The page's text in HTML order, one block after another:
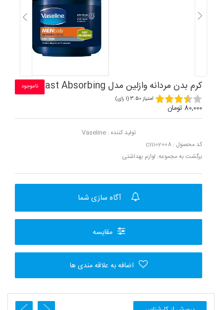
کرم بدن مردانه وازلین مدل Fast Absorbing ناموجود
امتیاز 3.50 (1 رای)
80,000 تومان
تولید کننده : Vaseline
کد محصول : c11102008
برگشت به مجموعه: لوازم بهداشتی
آگاه سازی شما
مقایسه
اضافه به علاقه مندی ها